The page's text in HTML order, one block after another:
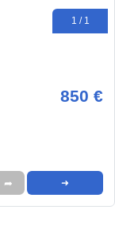
1 / 1
850 €
➦ ➜